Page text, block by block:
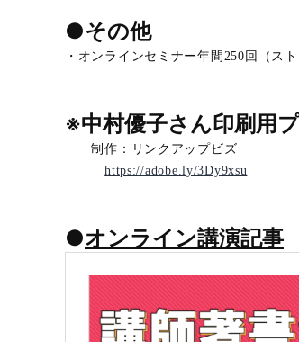
●その他
・オンラインセミナー年間250回（スト
※中村優子さん印刷用
制作：リンクアップビズ
https://adobe.ly/3Dy9xsu
●オンライン講演記事